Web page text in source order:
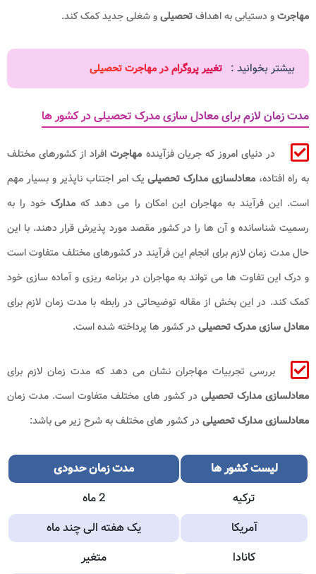
مهاجرتو دستیابی به اهدافتحصیلیو شغلی جدید کمک کند.
بیشتر بخوانید : تغییر پروگرام در مهاجرت تحصیلی
مدت زمان لازم برای معادل سازی مدرک تحصیلی در کشور ها
در دنیای امروز که جریان فزآینده مهاجرت افراد از کشورهای مختلف
به راه افتاده، معادلسازی مدارک تحصیلییک امر اجتناب ناپذیر و بسیار مهم
است. این فرآیند به مهاجران این امکان را می دهد که مدارک خود را به
رسمیت شناسانده و آن ها را در کشور مقصد مورد پذیرش قرار دهند. با این
حال مدت زمان لازم برای انجام این فرآیند در کشورهای مختلف متفاوت است
و درک این تفاوت ها می تواند به مهاجران در برنامه ریزی و آماده سازی خود
کمک کند. در این بخش از مقاله توضیحاتی در رابطه با مدت زمان لازم برای
معادل سازی مدرک تحصیلیدر کشور ها پرداخته شده است.
بررسی تجربیات مهاجران نشان می دهد که مدت زمان لازم برای
معادلسازی مدارک تحصیلی در کشور های مختلف متفاوت است. مدت زمان
معادلسازی مدارک تحصیلیدر کشور های مختلف به شرح زیر می باشد:
لیست کشور ها
مدت زمان حدودی
ترکیه
2 ماه
آمریکا
یک هفته الی چند ماه
کانادا
متغیر